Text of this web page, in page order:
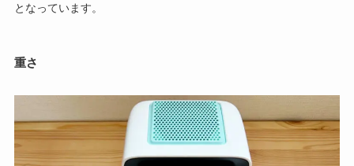
となっています。
重さ